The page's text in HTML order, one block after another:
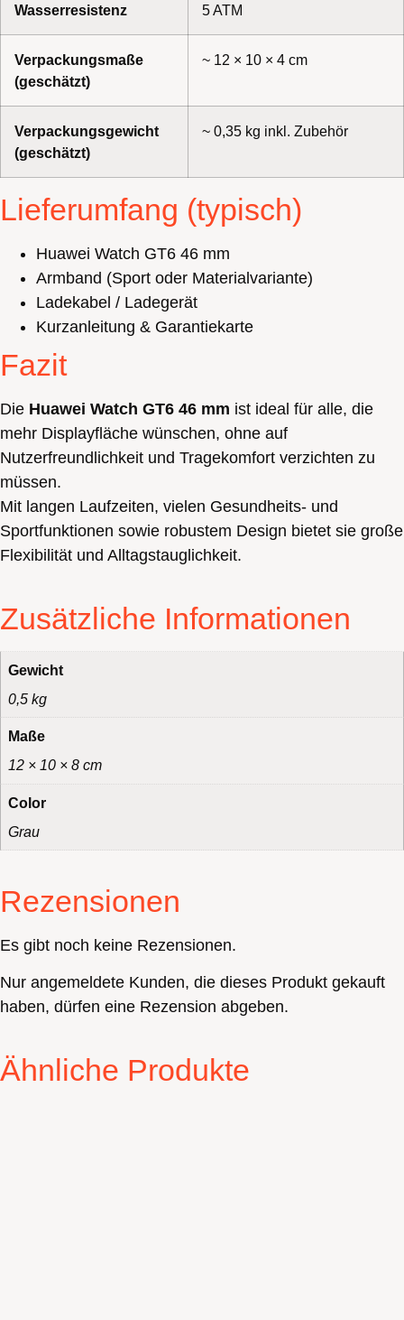
Wasserresistenz 5 ATM
Verpackungsmaße
(geschätzt)
~ 12 × 10 × 4 cm
Verpackungsgewicht
(geschätzt)
~ 0,35 kg inkl. Zubehör
Lieferumfang (typisch)
Huawei Watch GT6 46 mm
Armband (Sport oder Materialvariante)
Ladekabel / Ladegerät
Kurzanleitung & Garantiekarte
Fazit
Die Huawei Watch GT6 46 mm ist ideal für alle, die
mehr Displayfläche wünschen, ohne auf
Nutzerfreundlichkeit und Tragekomfort verzichten zu
müssen.
Mit langen Laufzeiten, vielen Gesundheits- und
Sportfunktionen sowie robustem Design bietet sie große
Flexibilität und Alltagstauglichkeit.
Zusätzliche Informationen
Gewicht
0,5 kg
Maße
12 × 10 × 8 cm
Color
Grau
Rezensionen
Es gibt noch keine Rezensionen.
Nur angemeldete Kunden, die dieses Produkt gekauft
haben, dürfen eine Rezension abgeben.
Ähnliche Produkte